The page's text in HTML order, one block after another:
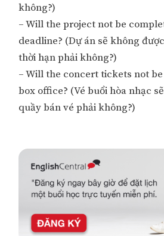
không?)
– Will the project not be
deadline? (Dự án sẽ không
thời hạn phải không?)
– Will the concert tickets not
box office? (Vé buổi hòa nhạc
quầy bán vé phải không?)